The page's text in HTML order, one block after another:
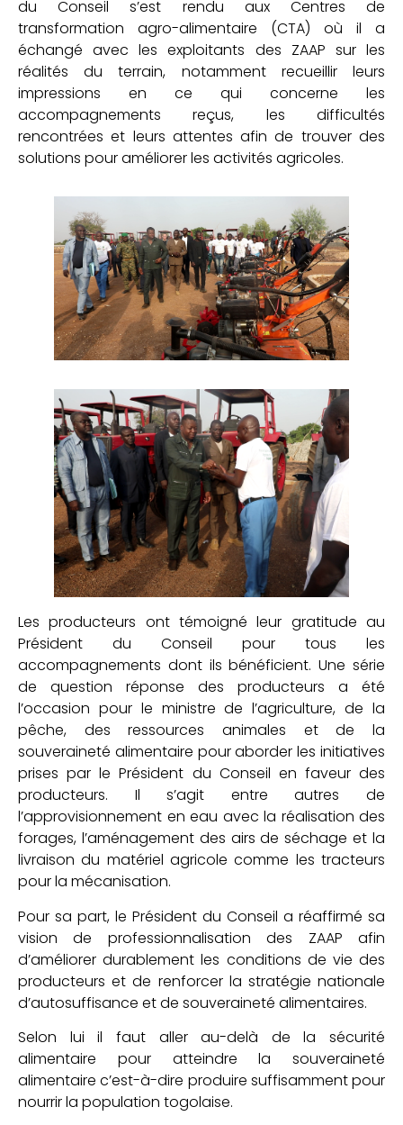
du Conseil s’est rendu aux Centres de
transformation agro-alimentaire (CTA) où il a
échangé avec les exploitants des ZAAP sur les
réalités du terrain, notamment recueillir leurs
impressions en ce qui concerne les
accompagnements reçus, les difficultés
rencontrées et leurs attentes afin de trouver des
solutions pour améliorer les activités agricoles.
Les producteurs ont témoigné leur gratitude au
Président du Conseil pour tous les
accompagnements dont ils bénéficient. Une série
de question réponse des producteurs a été
l’occasion pour le ministre de l’agriculture, de la
pêche, des ressources animales et de la
souveraineté alimentaire pour aborder les initiatives
prises par le Président du Conseil en faveur des
producteurs. Il s’agit entre autres de
l’approvisionnement en eau avec la réalisation des
forages, l’aménagement des airs de séchage et la
livraison du matériel agricole comme les tracteurs
pour la mécanisation.
Pour sa part, le Président du Conseil a réaffirmé sa
vision de professionnalisation des ZAAP afin
d’améliorer durablement les conditions de vie des
producteurs et de renforcer la stratégie nationale
d’autosuffisance et de souveraineté alimentaires.
Selon lui il faut aller au-delà de la sécurité
alimentaire pour atteindre la souveraineté
alimentaire c’est-à-dire produire suffisamment pour
nourrir la population togolaise.